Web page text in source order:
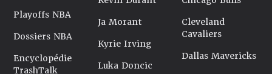
Playoffs NBA
Dossiers NBA
Encyclopédie
TrashTalk
Ja Morant
Kyrie Irving
Luka Doncic
Cleveland
Cavaliers
Dallas Mavericks